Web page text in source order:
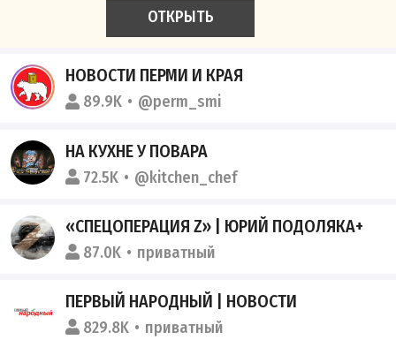
ОТКРЫТЬ
НОВОСТИ ПЕРМИ И КРАЯ
89.9K @perm_smi
НА КУХНЕ У ПОВАРА
72.5K @kitchen_chef
«СПЕЦОПЕРАЦИЯ Z» | ЮРИЙ ПОДОЛЯКА+
87.0K приватный
ПЕРВЫЙ НАРОДНЫЙ | НОВОСТИ
829.8K приватный